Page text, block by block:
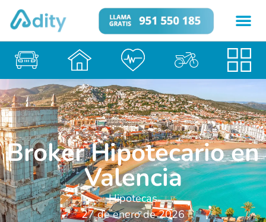
Broker Hipotecario en
Valencia
Hipotecas
27 de enero de 2026